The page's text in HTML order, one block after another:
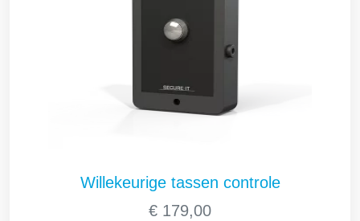
Willekeurige tassen controle
€ 179,00